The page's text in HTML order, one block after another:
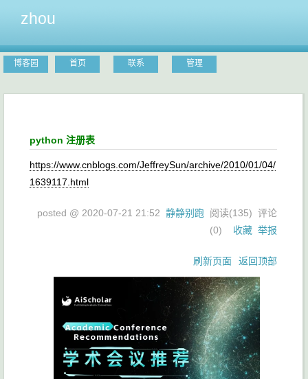
zhou
博客园 首页 联系 管理
python 注册表
https://www.cnblogs.com/JeffreySun/archive/2010/01/04/
1639117.html
posted @ 2020-07-21 21:52 静静别跑 阅读(135) 评论
(0) 收藏 举报
刷新页面 返回顶部